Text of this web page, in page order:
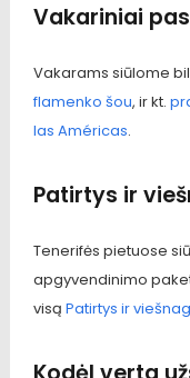
Vakariniai
Vakarams siūlome
flamenko šou, ir kt.
las Américas.
Patirtys ir
Tenerifės pietuose
apgyvendinimo
visąPatirtys ir